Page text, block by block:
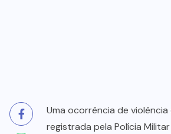
Uma ocorrência de
registrada pela Polícia